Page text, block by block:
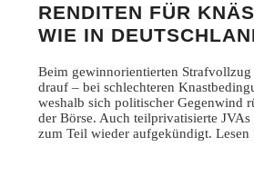
RENDITEN FÜR
WIE IN
Beim gewinnorientierten
drauf – bei schlechteren
weshalb sich politischer Gegenwind
der Börse. Auch teilprivatisierte
zum Teil wieder aufgekündigt. Lesen